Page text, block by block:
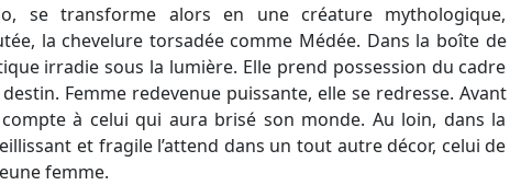
se transforme alors en une créature mythologique,
la chevelure torsadée comme Médée. Dans la boîte de
irradie sous la lumière. Elle prend possession du cadre
Femme redevenue puissante, elle se redresse. Avant
à celui qui aura brisé son monde. Au loin, dans la
et fragile l’attend dans un tout autre décor, celui de
femme.